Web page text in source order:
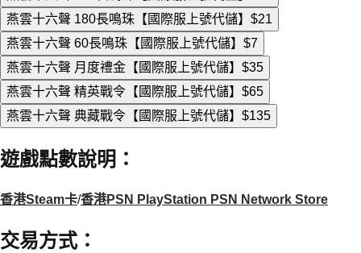
燕雲十六聲 180長鳴珠【國際服上號代儲】 $21
燕雲十六聲 60長鳴珠【國際服上號代儲】 $7
燕雲十六聲 月度禮金【國際服上號代儲】 $35
燕雲十六聲 精英戰令【國際服上號代儲】 $65
燕雲十六聲 典藏戰令【國際服上號代儲】 $135
遊戲點數說明 ：
香港Steam卡/香港PSN PlayStation PSN Network Store
交易方式：